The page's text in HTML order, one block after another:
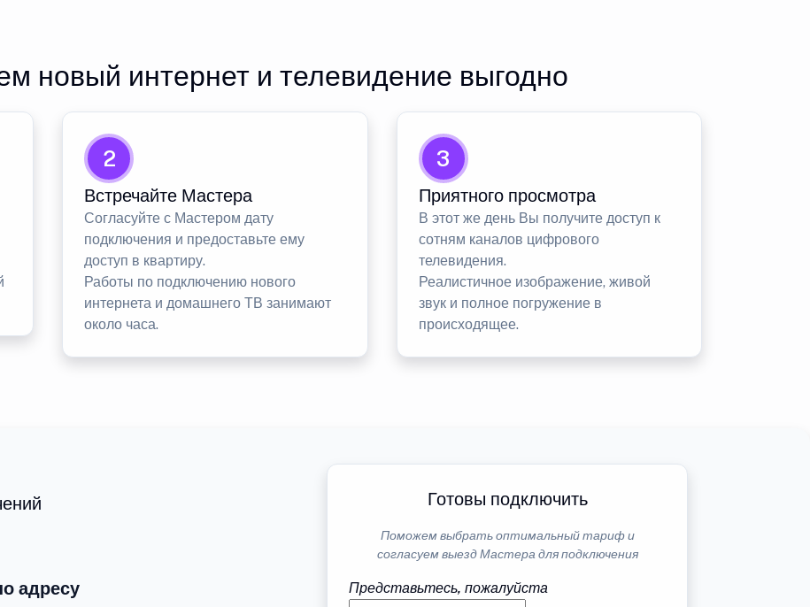
новый интернет и телевидение выгодно
2
Встречайте Мастера
Согласуйте с Мастером дату
подключения и предоставьте ему
доступ в квартиру.
Работы по подключению нового
интернета и домашнего ТВ занимают
около часа.
3
Приятного просмотра
В этот же день Вы получите доступ к
сотням каналов цифрового
телевидения.
Реалистичное изображение, живой
звук и полное погружение в
происходящее.
адресу
Готовы подключить
Поможем выбрать оптимальный тариф и
согласуем выезд Мастера для подключения
Представьтесь, пожалуйста